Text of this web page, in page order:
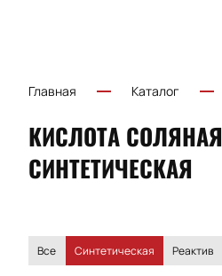
Главная Каталог
КИСЛОТА СОЛЯНАЯ
СИНТЕТИЧЕСКАЯ
Все Синтетическая Реактив